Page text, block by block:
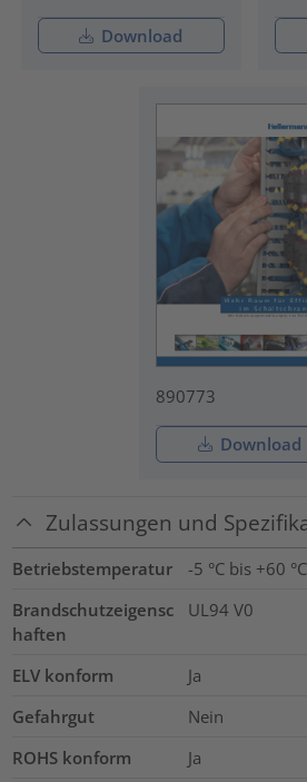
Download
890773
Download
Zulassungen und
Betriebstemperatur
-5 °C bis +60 °C
Brandschutzeigensc
haften
UL94 V0
ELV konform
Ja
Gefahrgut
Nein
ROHS konform
Ja